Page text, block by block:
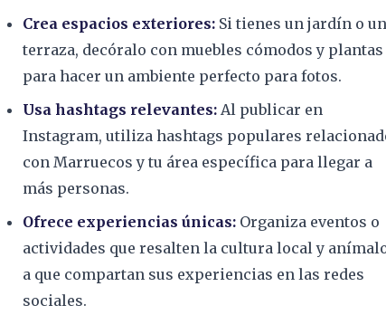
Crea espacios exteriores: Si tienes un jardín o
terraza, decóralo con muebles cómodos y plantas
para hacer un ambiente perfecto para fotos.
Usa hashtags relevantes: Al publicar en
Instagram, utiliza hashtags populares
con Marruecos y tu área específica para llegar a
más personas.
Ofrece experiencias únicas: Organiza eventos o
actividades que resalten la cultura local y
a que compartan sus experiencias en las redes
sociales.